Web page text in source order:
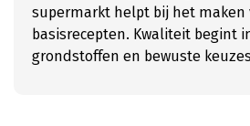
supermarkt helpt bij het maken
basisrecepten. Kwaliteit begint
grondstoffen en bewuste